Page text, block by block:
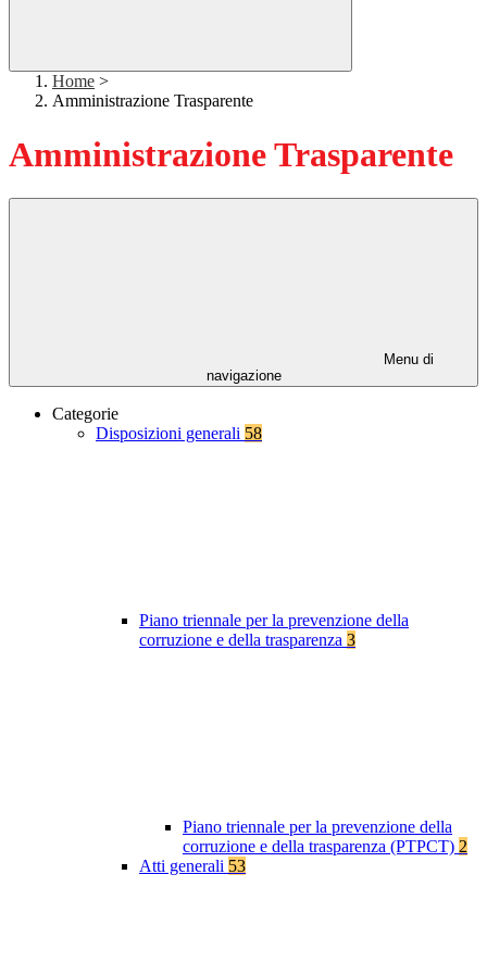
Home >
Amministrazione Trasparente
Amministrazione Trasparente
Menu di
navigazione
Categorie
Disposizioni generali 58
Piano triennale per la prevenzione della
corruzione e della trasparenza 3
Piano triennale per la prevenzione della
corruzione e della trasparenza (PTPCT) 2
Atti generali 53